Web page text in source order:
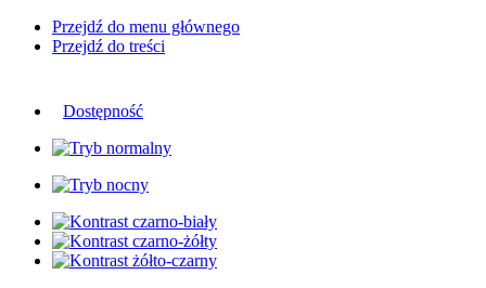
Przejdź do menu głównego
Przejdź do treści
Dostępność